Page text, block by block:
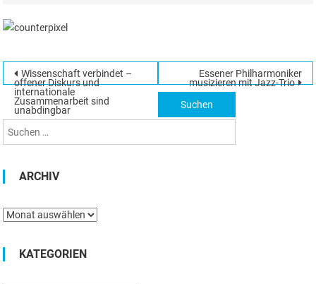
Beitragsnavigation
Wissenschaft verbindet –
offener Diskurs und
internationale
Zusammenarbeit sind
unabdingbar
Essener Philharmoniker
musizieren mit Jazz-Trio
ARCHIV
Archiv
KATEGORIEN